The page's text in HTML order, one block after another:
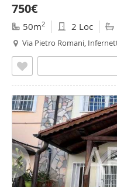
750€
50m2 2 Loc
Via Pietro Romani,